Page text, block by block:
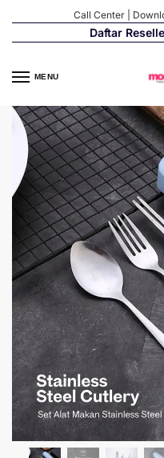
Call Center
Daftar Reseller
MENU